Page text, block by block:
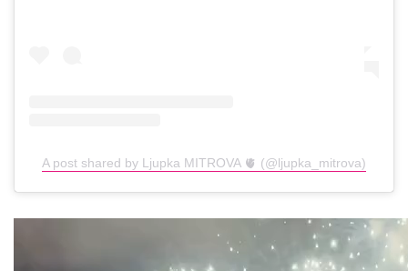
A post shared by Ljupka MITROVA 🫀 (@ljupka_mitrova)